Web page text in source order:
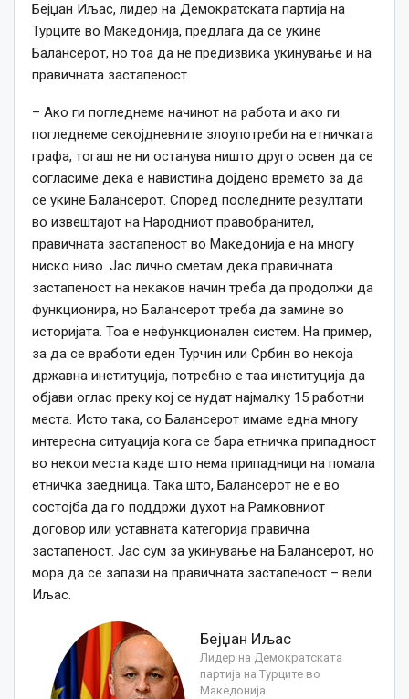
Бејџан Иљас, лидер на Демократската партија на
Турците во Македонија, предлага да се укине
Балансерот, но тоа да не предизвика укинување и на
правичната застапеност.
– Ако ги погледнеме начинот на работа и ако ги
погледнеме секојдневните злоупотреби на етничката
графа, тогаш не ни останува ништо друго освен да се
согласиме дека е навистина дојдено времето за да
се укине Балансерот. Според последните резултати
во извештајот на Народниот правобранител,
правичната застапеност во Македонија е на многу
ниско ниво. Јас лично сметам дека правичната
застапеност на некаков начин треба да продолжи да
функционира, но Балансерот треба да замине во
историјата. Тоа е нефункционален систем. На пример,
за да се вработи еден Турчин или Србин во некоја
државна институција, потребно е таа институција да
објави оглас преку кој се нудат најмалку 15 работни
места. Исто така, со Балансерот имаме една многу
интересна ситуација кога се бара етничка припадност
во некои места каде што нема припадници на помала
етничка заедница. Така што, Балансерот не е во
состојба да го поддржи духот на Рамковниот
договор или уставната категорија правична
застапеност. Јас сум за укинување на Балансерот, но
мора да се запази на правичната застапеност – вели
Иљас.
Бејџан Иљас
Лидер на Демократската
партија на Турците во
Македонија